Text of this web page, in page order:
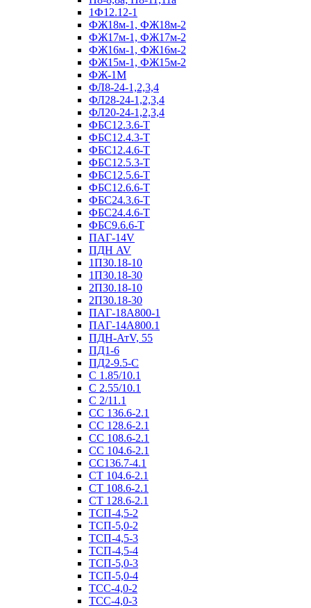
1Ф12.12-1
ФЖ18м-1, ФЖ18м-2
ФЖ17м-1, ФЖ17м-2
ФЖ16м-1, ФЖ16м-2
ФЖ15м-1, ФЖ15м-2
ФЖ-1М
ФЛ8-24-1,2,3,4
ФЛ28-24-1,2,3,4
ФЛ20-24-1,2,3,4
ФБС12.3.6-Т
ФБС12.4.3-Т
ФБС12.4.6-Т
ФБС12.5.3-Т
ФБС12.5.6-Т
ФБС12.6.6-Т
ФБС24.3.6-Т
ФБС24.4.6-Т
ФБС9.6.6-Т
ПАГ-14V
ПДН AV
1П30.18-10
1П30.18-30
2П30.18-10
2П30.18-30
ПАГ-18А800-1
ПАГ-14А800.1
ПДН-АтV, 55
ПД1-6
ПД2-9.5-С
С 1.85/10.1
С 2.55/10.1
С 2/11.1
СС 136.6-2.1
СС 128.6-2.1
СС 108.6-2.1
СС 104.6-2.1
СС136.7-4.1
СТ 104.6-2.1
СТ 108.6-2.1
СТ 128.6-2.1
ТСП-4,5-2
ТСП-5,0-2
ТСП-4,5-3
ТСП-4,5-4
ТСП-5,0-3
ТСП-5,0-4
ТСС-4,0-2
ТСС-4,0-3